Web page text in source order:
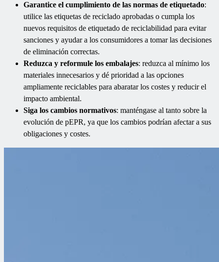
Garantice el cumplimiento de las normas de etiquetado:
utilice las etiquetas de reciclado aprobadas o cumpla los
nuevos requisitos de etiquetado de reciclabilidad para evitar
sanciones y ayudar a los consumidores a tomar las decisiones
de eliminación correctas.
Reduzca y reformule los embalajes: reduzca al mínimo los
materiales innecesarios y dé prioridad a las opciones
ampliamente reciclables para abaratar los costes y reducir el
impacto ambiental.
Siga los cambios normativos: manténgase al tanto sobre la
evolución de pEPR, ya que los cambios podrían afectar a sus
obligaciones y costes.